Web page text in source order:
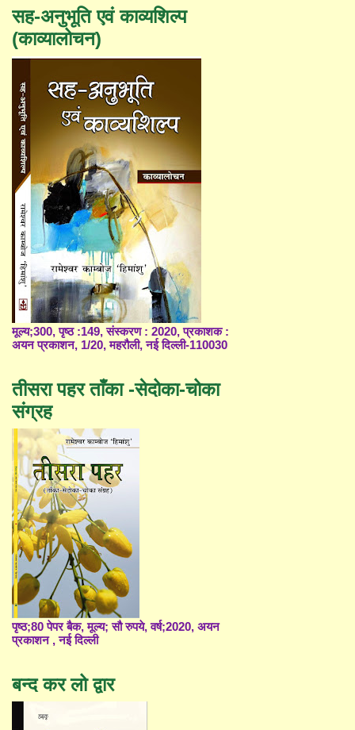
सह-अनुभूति एवं काव्यशिल्प
(काव्यालोचन)
मूल्य;300, पृष्ठ :149, संस्करण : 2020, प्रकाशक :
अयन प्रकाशन, 1/20, महरौली, नई दिल्ली-110030
तीसरा पहर ताँका -सेदोका-चोका
संग्रह
पृष्ठ;80 पेपर बैक, मूल्य; सौ रुपये, वर्ष;2020, अयन
प्रकाशन , नई दिल्ली
बन्द कर लो द्वार